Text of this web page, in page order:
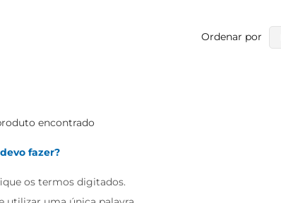
Ordenar por
encontrado
fazer?
os termos digitados.